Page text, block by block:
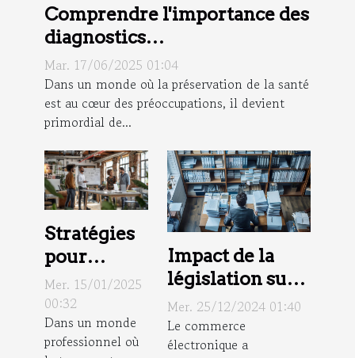
Comprendre l'importance des
diagnostics
environnementaux pour la
santé publique
Mar. 17/06/2025 01:04
Dans un monde où la préservation de la santé
est au cœur des préoccupations, il devient
primordial de...
Stratégies
pour
améliorer
l'efficacité
des
réunions
Mer. 15/01/2025
00:32
Dans un monde
professionnel où
Impact de la
législation sur
le commerce
électronique
pour les
Mer. 25/12/2024 01:40
Le commerce
électronique a